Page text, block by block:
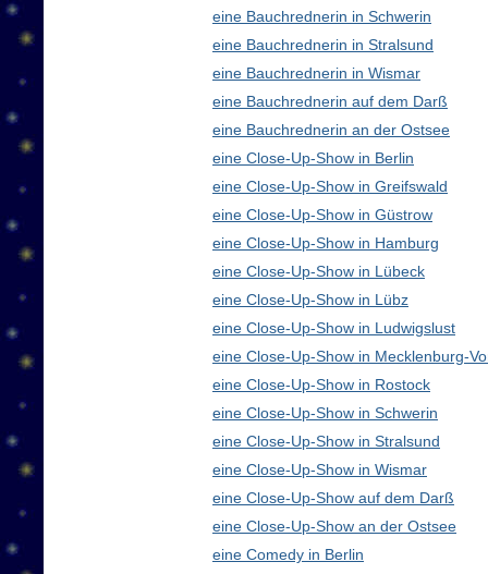
eine Bauchrednerin in Schwerin
eine Bauchrednerin in Stralsund
eine Bauchrednerin in Wismar
eine Bauchrednerin auf dem Darß
eine Bauchrednerin an der Ostsee
eine Close-Up-Show in Berlin
eine Close-Up-Show in Greifswald
eine Close-Up-Show in Güstrow
eine Close-Up-Show in Hamburg
eine Close-Up-Show in Lübeck
eine Close-Up-Show in Lübz
eine Close-Up-Show in Ludwigslust
eine Close-Up-Show in Mecklenburg-
eine Close-Up-Show in Rostock
eine Close-Up-Show in Schwerin
eine Close-Up-Show in Stralsund
eine Close-Up-Show in Wismar
eine Close-Up-Show auf dem Darß
eine Close-Up-Show an der Ostsee
eine Comedy in Berlin